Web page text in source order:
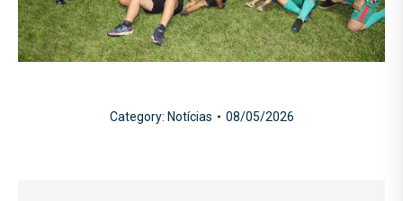
Category: Notícias 08/05/2026